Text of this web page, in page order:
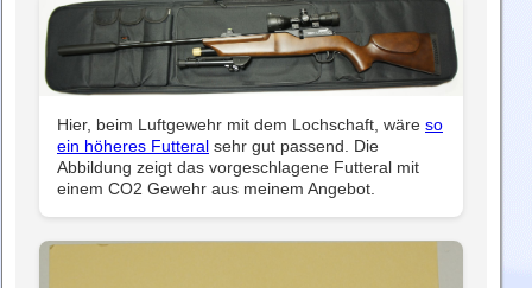
Hier, beim Luftgewehr mit dem Lochschaft, wäre so
ein höheres Futteral sehr gut passend. Die
Abbildung zeigt das vorgeschlagene Futteral mit
einem CO2 Gewehr aus meinem Angebot.